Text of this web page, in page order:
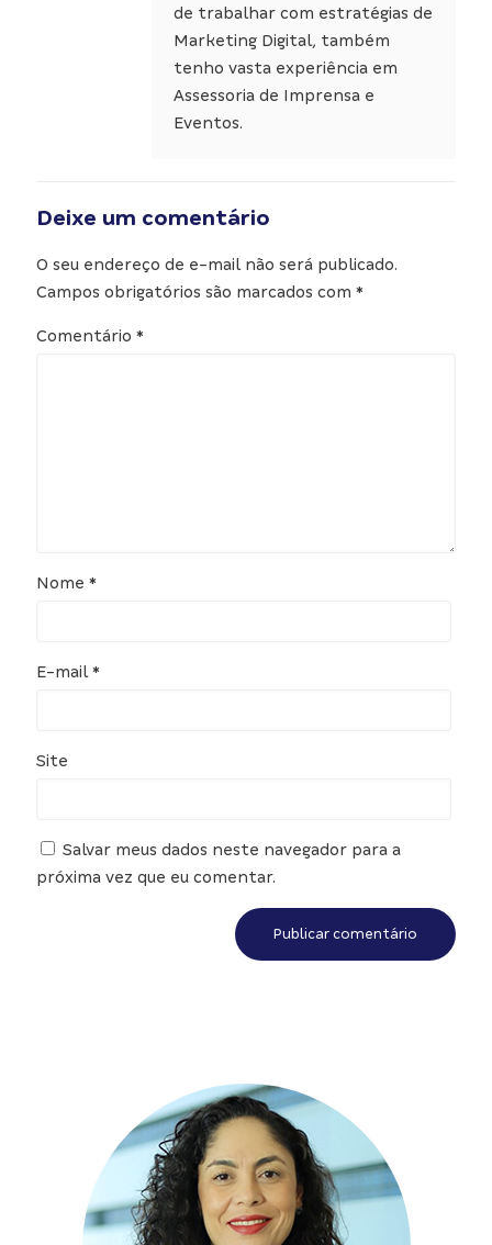
de trabalhar com estratégias de
Marketing Digital, também
tenho vasta experiência em
Assessoria de Imprensa e
Eventos.
Deixe um comentário
O seu endereço de e-mail não será publicado.
Campos obrigatórios são marcados com *
Comentário *
Nome *
E-mail*
Site
Salvar meus dados neste navegador para a
próxima vez que eu comentar.